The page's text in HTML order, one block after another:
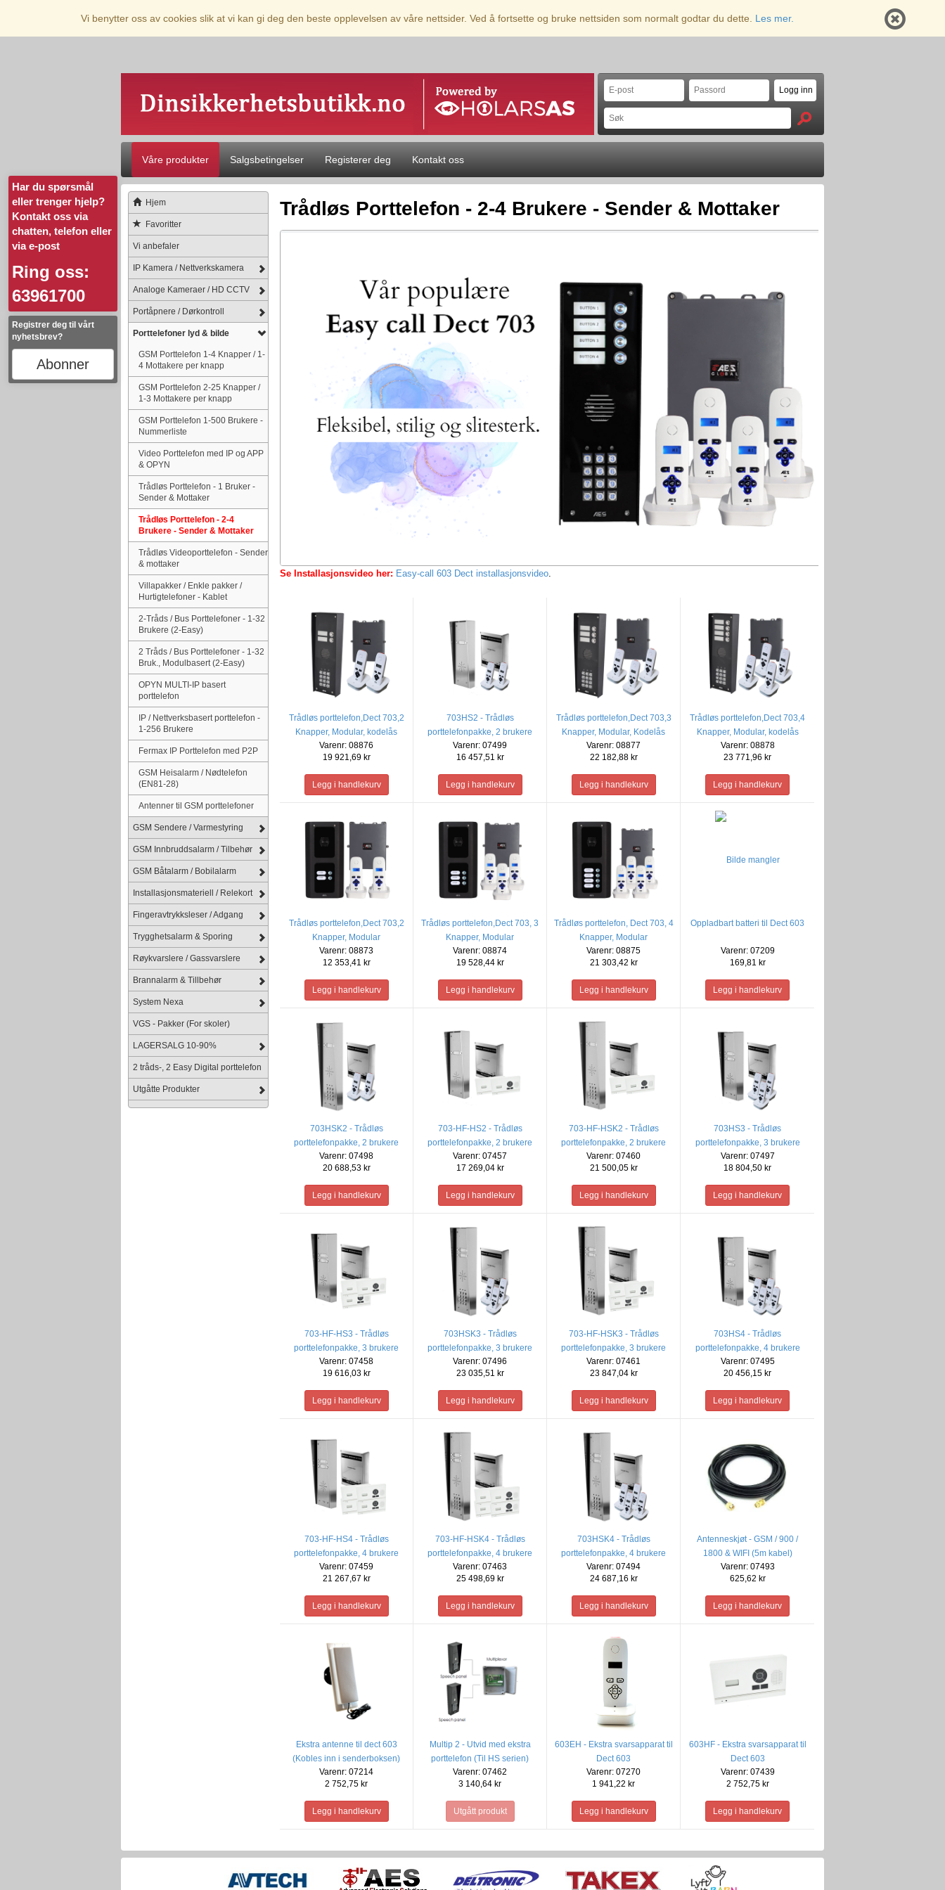
Vi benytter oss av cookies slik at vi kan gi deg den beste opplevelsen av våre nettsider. Ved å fortsette og bruke nettsiden som normalt godtar du dette. Les mer.
Har du spørsmål
eller trenger hjelp?
Kontakt oss via
chatten, telefon eller
via e-post
Ring oss:
63961700
Registrer deg til vårt
nyhetsbrev?
Abonner
Våre produkter Salgsbetingelser Registerer deg Kontakt oss
Hjem
Favoritter
Vi anbefaler
IP Kamera / Nettverkskamera
Analoge Kameraer / HD CCTV
Portåpnere / Dørkontroll
Porttelefoner lyd & bilde
GSM Porttelefon 1-4 Knapper / 1-
4 Mottakere per knapp
GSM Porttelefon 2-25 Knapper /
1-3 Mottakere per knapp
GSM Porttelefon 1-500 Brukere -
Nummerliste
Video Porttelefon med IP og APP
& OPYN
Trådløs Porttelefon - 1 Bruker -
Sender & Mottaker
Trådløs Porttelefon - 2-4
Brukere - Sender & Mottaker
Trådløs Videoporttelefon - Sender
& mottaker
Villapakker / Enkle pakker /
Hurtigtelefoner - Kablet
2-Tråds / Bus Porttelefoner - 1-32
Brukere (2-Easy)
2 Tråds / Bus Porttelefoner - 1-32
Bruk., Modulbasert (2-Easy)
OPYN MULTI-IP basert
porttelefon
IP / Nettverksbasert porttelefon -
1-256 Brukere
Fermax IP Porttelefon med P2P
GSM Heisalarm / Nødtelefon
(EN81-28)
Antenner til GSM porttelefoner
GSM Sendere / Varmestyring
GSM Innbruddsalarm / Tilbehør
GSM Båtalarm / Bobilalarm
Installasjonsmateriell / Relekort
Fingeravtrykksleser / Adgang
Trygghetsalarm & Sporing
Røykvarslere / Gassvarslere
Brannalarm & Tillbehør
System Nexa
VGS - Pakker (For skoler)
LAGERSALG 10-90%
2 tråds-, 2 Easy Digital porttelefon
Utgåtte Produkter
Trådløs Porttelefon - 2-4 Brukere - Sender & Mottaker
Se Installasjonsvideo her: Easy-call 603 Dect installasjonsvideo.
Trådløs porttelefon,Dect 703,2
Knapper, Modular, kodelås
Varenr: 08876
19 921,69 kr
703HS2 - Trådløs
porttelefonpakke, 2 brukere
(Bare lyd)
Varenr: 07499
16 457,51 kr
Trådløs porttelefon,Dect 703,3
Knapper, Modular, Kodelås
Varenr: 08877
22 182,88 kr
Trådløs porttelefon,Dect 703,4
Knapper, Modular, kodelås
Varenr: 08878
23 771,96 kr
Trådløs porttelefon,Dect 703,2
Knapper, Modular
Varenr: 08873
12 353,41 kr
Trådløs porttelefon,Dect 703, 3
Knapper, Modular
Varenr: 08874
19 528,44 kr
Trådløs porttelefon, Dect 703, 4
Knapper, Modular
Varenr: 08875
21 303,42 kr
Oppladbart batteri til Dect 603
Varenr: 07209
169,81 kr
703HSK2 - Trådløs
porttelefonpakke, 2 brukere
(Bare lyd)
Varenr: 07498
20 688,53 kr
703-HF-HS2 - Trådløs
porttelefonpakke, 2 brukere
Varenr: 07457
17 269,04 kr
703-HF-HSK2 - Trådløs
porttelefonpakke, 2 brukere
Varenr: 07460
21 500,05 kr
703HS3 - Trådløs
porttelefonpakke, 3 brukere
(Bare lyd)
Varenr: 07497
18 804,50 kr
703-HF-HS3 - Trådløs
porttelefonpakke, 3 brukere
Varenr: 07458
19 616,03 kr
703HSK3 - Trådløs
porttelefonpakke, 3 brukere
(Bare lyd)
Varenr: 07496
23 035,51 kr
703-HF-HSK3 - Trådløs
porttelefonpakke, 3 brukere
Varenr: 07461
23 847,04 kr
703HS4 - Trådløs
porttelefonpakke, 4 brukere
(Bare lyd)
Varenr: 07495
20 456,15 kr
703-HF-HS4 - Trådløs
porttelefonpakke, 4 brukere
Varenr: 07459
21 267,67 kr
703-HF-HSK4 - Trådløs
porttelefonpakke, 4 brukere
Varenr: 07463
25 498,69 kr
703HSK4 - Trådløs
porttelefonpakke, 4 brukere
(Bare lyd)
Varenr: 07494
24 687,16 kr
Antenneskjøt - GSM / 900 /
1800 & WIFI (5m kabel)
Varenr: 07493
625,62 kr
Ekstra antenne til dect 603
(Kobles inn i senderboksen)
Varenr: 07214
2 752,75 kr
Multip 2 - Utvid med ekstra
porttelefon (Til HS serien)
Varenr: 07462
3 140,64 kr
Utgått produkt
603EH - Ekstra svarsapparat til
Dect 603
Varenr: 07270
1 941,22 kr
603HF - Ekstra svarsapparat til
Dect 603
Varenr: 07439
2 752,75 kr